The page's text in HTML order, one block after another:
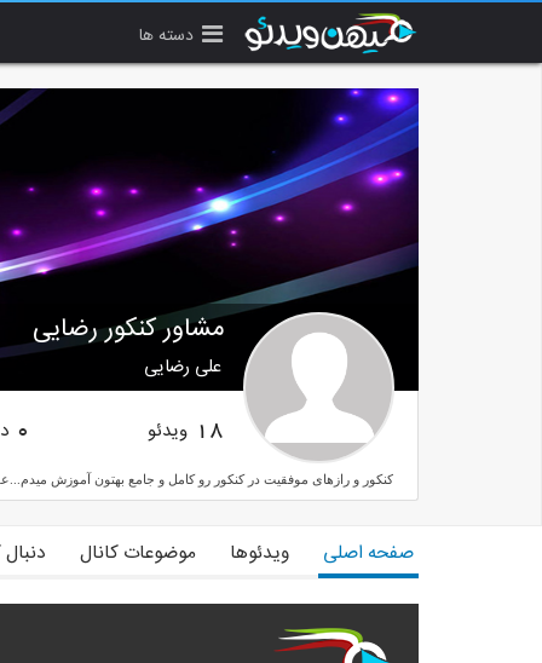
دسته ها
مشاور کنکور رضایی
علی رضایی
18 ویدئو 0
کنکور و رازهای موفقیت در کنکور رو کامل و جامع بهتون آموزش میدم...علی رضاییرتبه ۲۳ کنکوردانشجوی
صفحه اصلی ویدئوها موضوعات کانال